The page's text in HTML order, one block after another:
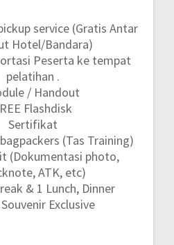
service (Gratis Antar
Hotel/Bandara)
Peserta ke tempat
pelatihan .
/ Handout
Flashdisk
Sertifikat
(Tas Training)
(Dokumentasi photo,
ATK, etc)
& 1 Lunch, Dinner
Souvenir Exclusive